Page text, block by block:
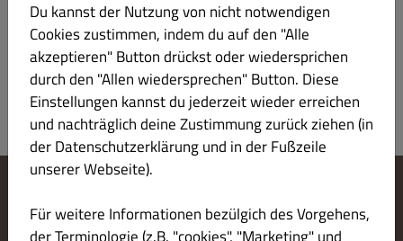
Tomaten, Mozzarella, Olivenöl, Balsamicocreme und Basilikum
Produktinformation
Cookie-Einstellungen ändern
Kontaktiere uns
Du kannst der Nutzung von nicht notwendigen
Cookies zustimmen, indem du auf den "Alle
akzeptieren" Button drückst oder wiedersprichen
durch den "Allen wiedersprechen" Button. Diese
Einstellungen kannst du jederzeit wieder erreichen
und nachträglich deine Zustimmung zurück ziehen (in
der Datenschutzerklärung und in der Fußzeile
unserer Webseite).
Für weitere Informationen bezülgich des Vorgehens,